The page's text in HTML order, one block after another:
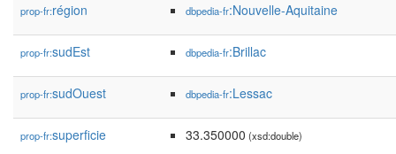
prop-fr:région dbpedia-fr:Nouvelle-Aquitaine
prop-fr:sudEst dbpedia-fr:Brillac
prop-fr:sudOuest dbpedia-fr:Lessac
prop-fr:superficie 33.350000 (xsd:double)